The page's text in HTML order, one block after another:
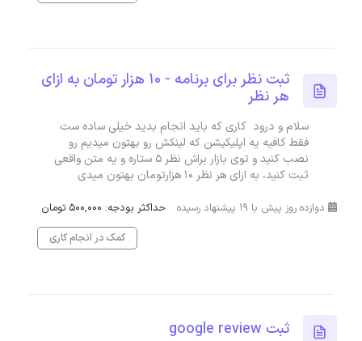
ثبت نظر برای برنامه - 10 هزار تومان به ازای
هر نظر
سلام و درود کاری که باید انجام بدید خیلی ساده ست
فقط کافیه یه اپلیکیشن که لینکش رو بهتون میدیم رو
نصب کنید و توی بازار براش نظر 5 ستاره و یه متن واقعی
ثبت کنید، به ازای هر نظر 10 هزارتومان بهتون میدی
دوازده روز پیش با 19 پیشنهاد رسیده
حداکثر بودجه: 500,000 تومان
کمک در انجام کاری
ثبت google review